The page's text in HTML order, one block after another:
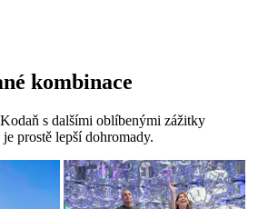
kombinace
s dalšími oblíbenými zážitky
prostě lepší dohromady.